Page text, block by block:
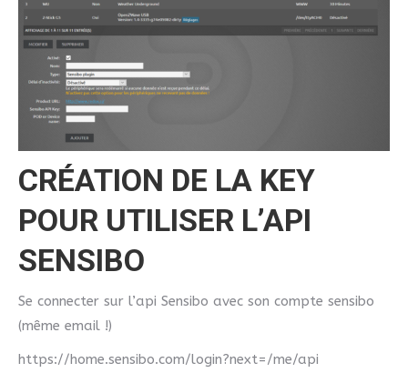
CRÉATION DE LA KEY
POUR UTILISER L’API
SENSIBO
Se connecter sur l’api Sensibo avec son compte sensibo
(même email !)
https://home.sensibo.com/login?next=/me/api